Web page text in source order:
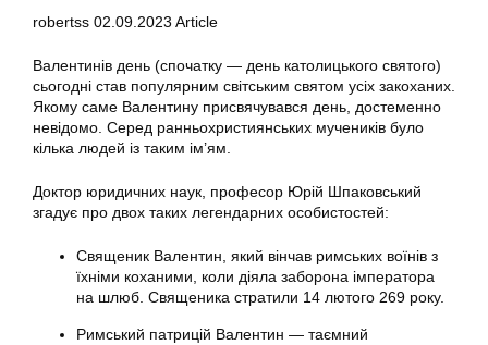
robertss 02.09.2023 Article
Валентинів день (спочатку — день католицького святого)
сьогодні став популярним світським святом усіх закоханих.
Якому саме Валентину присвячувався день, достеменно
невідомо. Серед ранньохристиянських мучеників було
кілька людей із таким ім’ям.
Доктор юридичних наук, професор Юрій Шпаковський
згадує про двох таких легендарних особистостей:
Священик Валентин, який вінчав римських воїнів з
їхніми коханими, коли діяла заборона імператора
на шлюб. Священика стратили 14 лютого 269 року.
Римський патрицій Валентин — таємний